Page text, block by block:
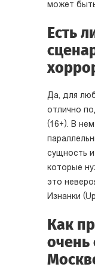
может
Есть
Да, для
отлично
(16+). В
сущность
которые
это
Изнанки
Как
очень